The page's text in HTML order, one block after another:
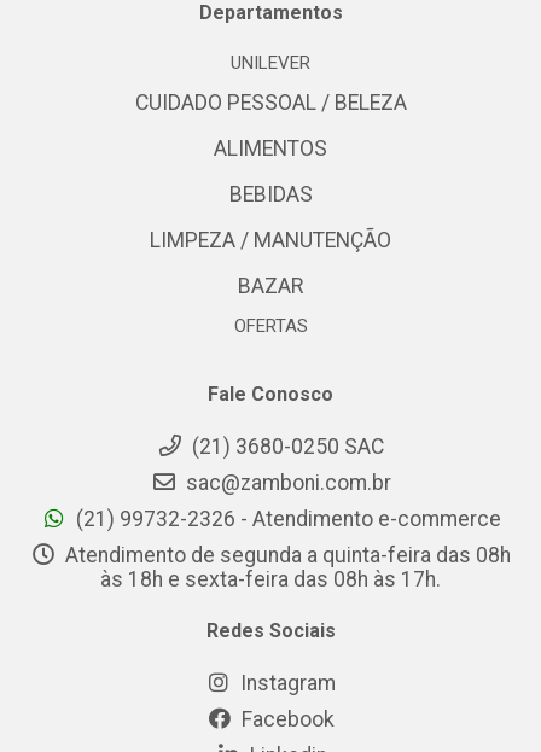
Departamentos
UNILEVER
CUIDADO PESSOAL / BELEZA
ALIMENTOS
BEBIDAS
LIMPEZA / MANUTENÇÃO
BAZAR
OFERTAS
Fale Conosco
(21) 3680-0250 SAC
sac@zamboni.com.br
(21) 99732-2326 - Atendimento e-commerce
Atendimento de segunda a quinta-feira das 08h
às 18h e sexta-feira das 08h às 17h.
Redes Sociais
Instagram
Facebook